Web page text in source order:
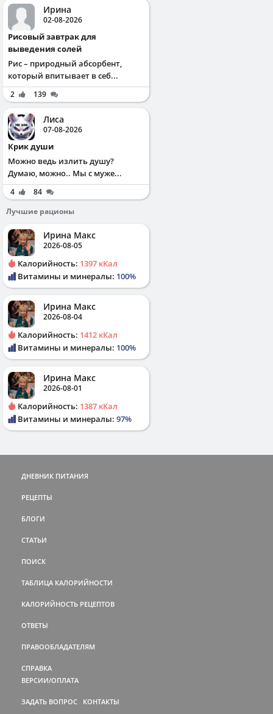
Ирина
02-08-2026
Рисовый завтрак для
выведения солей
Рис – природный абсорбент,
который впитывает в себ...
2 139
Лиса
07-08-2026
Крик души
Можно ведь излить душу?
Думаю, можно.. Мы с муже...
4
84
Лучшие рационы
Ирина Макс
2026-08-05
Калорийность: 1397 кКал
Витамины и минералы: 100%
Ирина Макс
2026-08-04
Калорийность: 1412 кКал
Витамины и минералы: 100%
Ирина Макс
2026-08-01
Калорийность: 1387 кКал
Витамины и минералы: 97%
ДНЕВНИК ПИТАНИЯ
РЕЦЕПТЫ
БЛОГИ
СТАТЬИ
ПОИСК
ТАБЛИЦА КАЛОРИЙНОСТИ
КАЛОРИЙНОСТЬ РЕЦЕПТОВ
ОТВЕТЫ
ПРАВООБЛАДАТЕЛЯМ
СПРАВКА
ВЕРСИИ/ОПЛАТА
ЗАДАТЬ ВОПРОС КОНТАКТЫ